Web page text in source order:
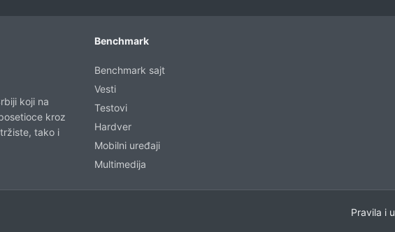
koji na
kroz
tako i
Benchmark
Benchmark sajt
Vesti
Testovi
Hardver
Mobilni uređaji
Multimedija
Pravila i